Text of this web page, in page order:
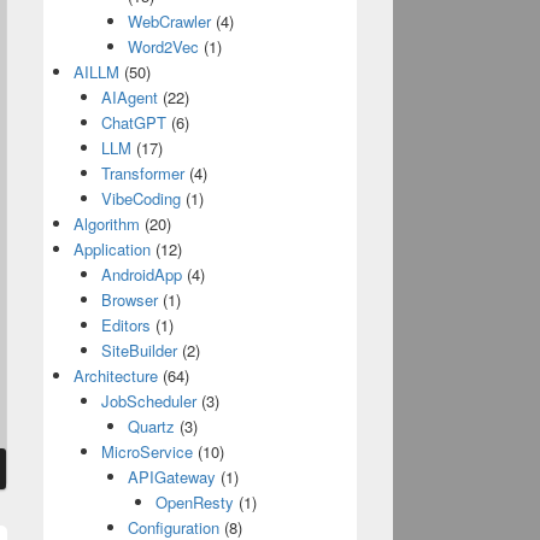
WebCrawler(4)
Word2Vec (1)
AILLM (50)
AIAgent(22)
ChatGPT(6)
LLM (17)
Transformer(4)
VibeCoding(1)
Algorithm (20)
Application (12)
AndroidApp(4)
Browser(1)
Editors (1)
SiteBuilder(2)
Architecture (64)
JobScheduler(3)
Quartz (3)
MicroService(10)
APIGateway (1)
OpenResty (1)
Configuration (8)